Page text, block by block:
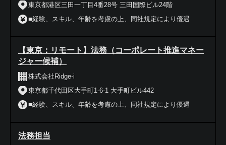
東京都港区三田一丁目4番28号 三田国際ビル24階
■経験、スキル、年齢を考慮の上、同社規定により優遇
【東京：リモート】法務（コーポレート推進マネー
ジャー候補）
株式会社Ridge-i
東京都千代田区大手町1-6-1 大手町ビル442
■経験、スキル、年齢を考慮の上、同社規定により優遇
法務担当